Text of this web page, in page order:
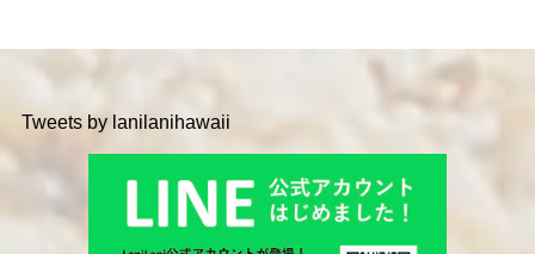
Tweets by lanilanihawaii